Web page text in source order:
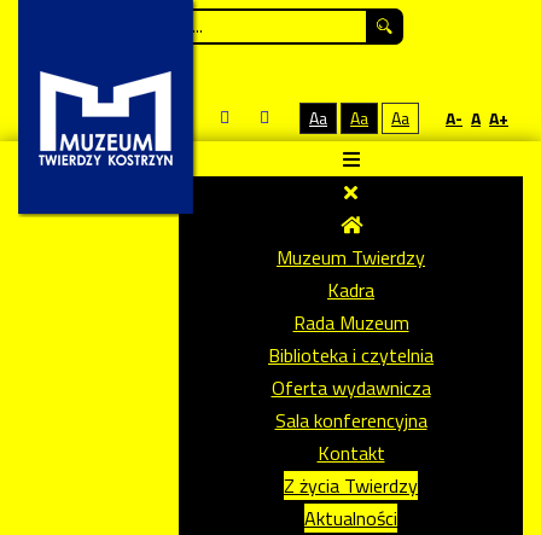
Aa Aa Aa A- A A+
Muzeum Twierdzy
Kadra
Rada Muzeum
Biblioteka i czytelnia
Oferta wydawnicza
Sala konferencyjna
Kontakt
Z życia Twierdzy
Aktualności